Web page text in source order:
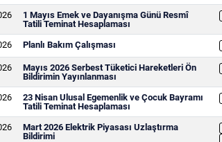
1 Mayıs Emek ve Dayanışma Günü Resmî
Tatili Teminat Hesaplaması
Planlı Bakım Çalışması
Mayıs 2026 Serbest Tüketici Hareketleri Ön
Bildirimin Yayınlanması
23 Nisan Ulusal Egemenlik ve Çocuk Bayramı
Tatili Teminat Hesaplaması
Mart 2026 Elektrik Piyasası Uzlaştırma
Bildirimi